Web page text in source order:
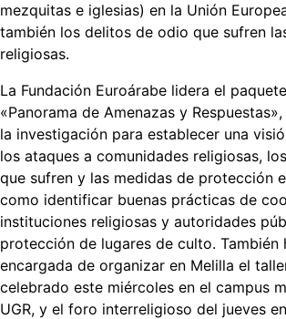
mezquitas e iglesias) en la Unión
también los delitos de odio que sufren
religiosas.
La Fundación Euroárabe lidera el
«Panorama de Amenazas y
la investigación para establecer una
los ataques a comunidades religiosas,
que sufren y las medidas de protección
como identificar buenas prácticas de
instituciones religiosas y autoridades
protección de lugares de culto. También
encargada de organizar en Melilla el
celebrado este miércoles en el campus
UGR, y el foro interreligioso del jueves